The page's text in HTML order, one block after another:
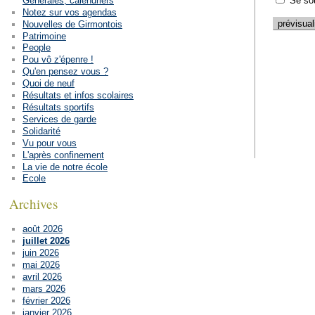
Notez sur vos agendas
Nouvelles de Girmontois
Patrimoine
People
Pou vô z'épenre !
Qu'en pensez vous ?
Quoi de neuf
Résultats et infos scolaires
Résultats sportifs
Services de garde
Solidarité
Vu pour vous
L'après confinement
La vie de notre école
Ecole
Archives
août 2026
juillet 2026
juin 2026
mai 2026
avril 2026
mars 2026
février 2026
janvier 2026